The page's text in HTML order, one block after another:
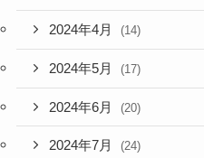
2024年4月 (14)
2024年5月 (17)
2024年6月 (20)
2024年7月 (24)